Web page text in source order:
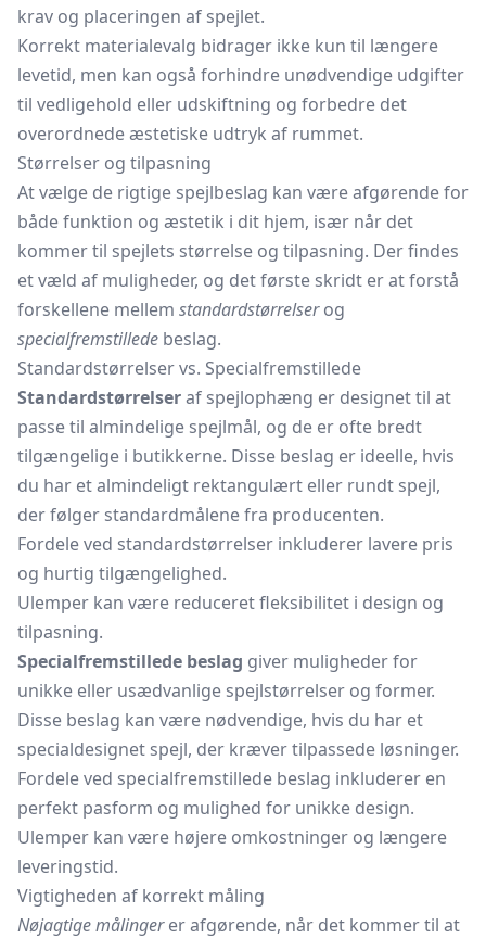
krav og placeringen af spejlet.
Korrekt materialevalg bidrager ikke kun til længere
levetid, men kan også forhindre unødvendige udgifter
til vedligehold eller udskiftning og forbedre det
overordnede æstetiske udtryk af rummet.
Størrelser og tilpasning
At vælge de rigtige spejlbeslag kan være afgørende for
både funktion og æstetik i dit hjem, især når det
kommer til spejlets størrelse og tilpasning. Der findes
et væld af muligheder, og det første skridt er at forstå
forskellene mellem standardstørrelserog
specialfremstillede beslag.
Standardstørrelser vs. Specialfremstillede
Standardstørrelseraf spejlophæng er designet til at
passe til almindelige spejlmål, og de er ofte bredt
tilgængelige i butikkerne. Disse beslag er ideelle, hvis
du har et almindeligt rektangulært eller rundt spejl,
der følger standardmålene fra producenten.
Fordele ved standardstørrelser inkluderer lavere pris
og hurtig tilgængelighed.
Ulemper kan være reduceret fleksibilitet i design og
tilpasning.
Specialfremstillede beslag giver muligheder for
unikke eller usædvanlige spejlstørrelser og former.
Disse beslag kan være nødvendige, hvis du har et
specialdesignet spejl, der kræver tilpassede løsninger.
Fordele ved specialfremstillede beslag inkluderer en
perfekt pasform og mulighed for unikke design.
Ulemper kan være højere omkostninger og længere
leveringstid.
Vigtigheden af korrekt måling
Nøjagtige målingerer afgørende, når det kommer til at